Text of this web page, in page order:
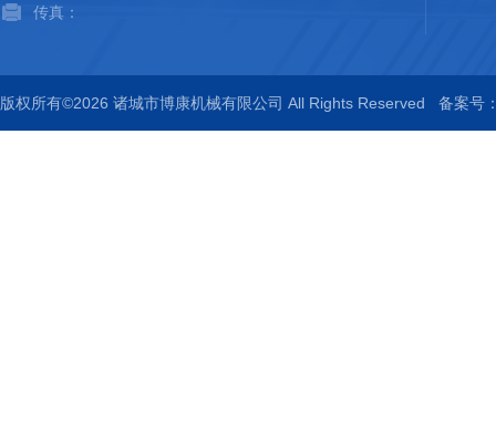
传真：
版权所有©2026 诸城市博康机械有限公司 All Rights Reserved 备案号